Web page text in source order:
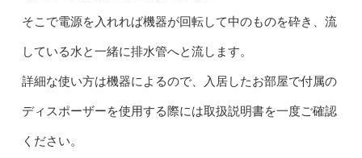
そこで電源を入れれば機器が回転して中のものを砕き、流
している水と一緒に排水管へと流します。
詳細な使い方は機器によるので、入居したお部屋で付属の
ディスポーザーを使用する際には取扱説明書を一度ご確認
ください。